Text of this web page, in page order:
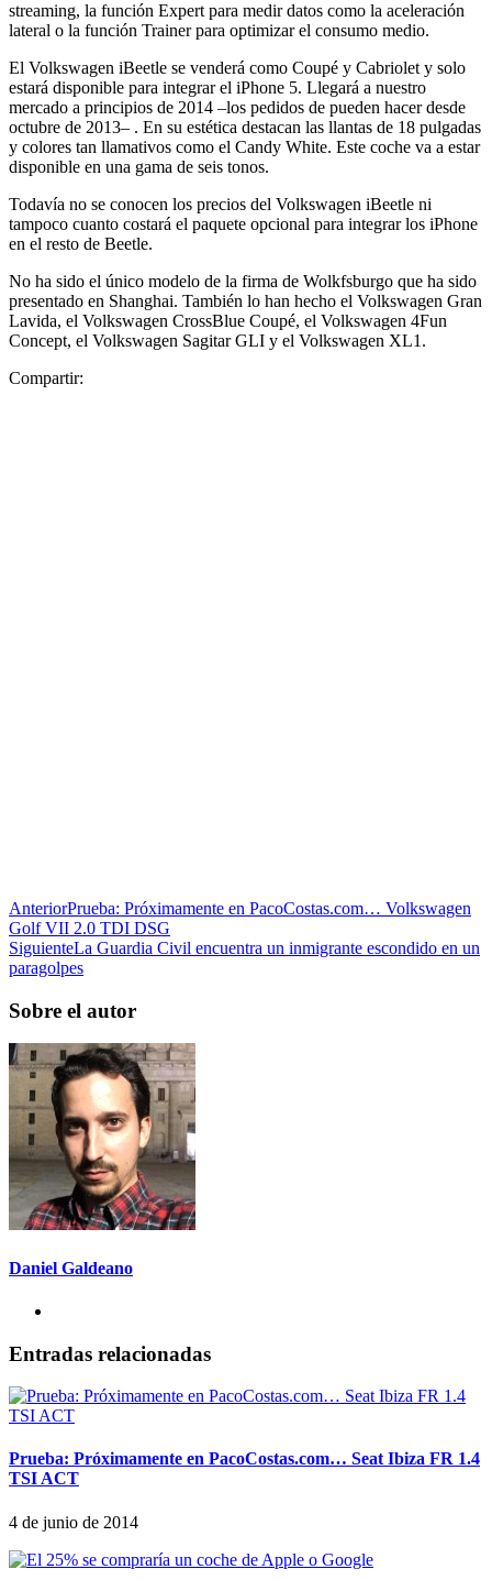
streaming, la función Expert para medir datos como la aceleración
lateral o la función Trainer para optimizar el consumo medio.
El Volkswagen iBeetle se venderá como Coupé y Cabriolet y solo
estará disponible para integrar el iPhone 5. Llegará a nuestro
mercado a principios de 2014 –los pedidos de pueden hacer desde
octubre de 2013– . En su estética destacan las llantas de 18 pulgadas
y colores tan llamativos como el Candy White. Este coche va a estar
disponible en una gama de seis tonos.
Todavía no se conocen los precios del Volkswagen iBeetle ni
tampoco cuanto costará el paquete opcional para integrar los iPhone
en el resto de Beetle.
No ha sido el único modelo de la firma de Wolkfsburgo que ha sido
presentado en Shanghai. También lo han hecho el Volkswagen Gran
Lavida, el Volkswagen CrossBlue Coupé, el Volkswagen 4Fun
Concept, el Volkswagen Sagitar GLI y el Volkswagen XL1.
Compartir:
AnteriorPrueba: Próximamente en PacoCostas.com… Volkswagen
Golf VII 2.0 TDI DSG
SiguienteLa Guardia Civil encuentra un inmigrante escondido en un
paragolpes
Sobre el autor
Daniel Galdeano
Entradas relacionadas
Prueba: Próximamente en PacoCostas.com… Seat Ibiza FR 1.4
TSI ACT
4 de junio de 2014